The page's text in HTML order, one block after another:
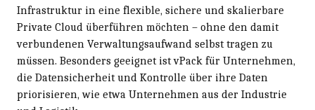
Infrastruktur in eine flexible, sichere und skalierbare
Private Cloud überführen möchten – ohne den damit
verbundenen Verwaltungsaufwand selbst tragen zu
müssen. Besonders geeignet ist vPack für Unternehmen,
die Datensicherheit und Kontrolle über ihre Daten
priorisieren, wie etwa Unternehmen aus der Industrie